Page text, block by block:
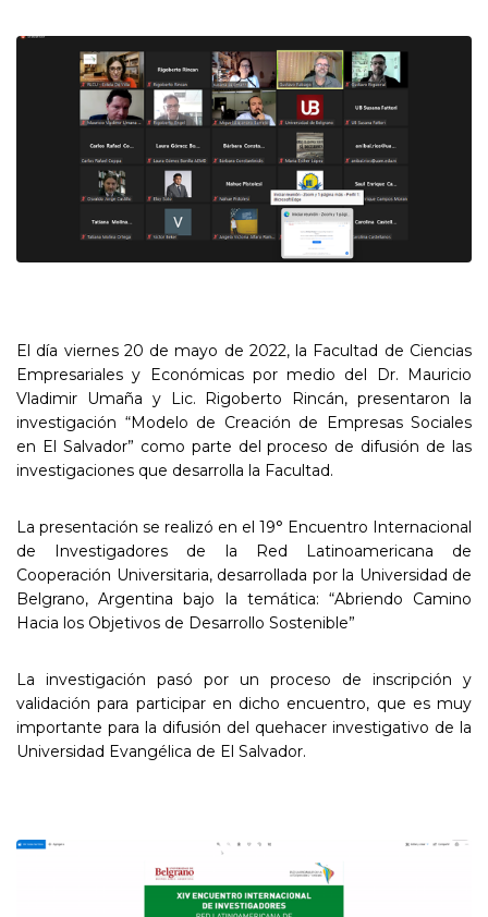
El día viernes 20 de mayo de 2022, la Facultad de Ciencias
Empresariales y Económicas por medio del Dr. Mauricio
Vladimir Umaña y Lic. Rigoberto Rincán, presentaron la
investigación “Modelo de Creación de Empresas Sociales
en El Salvador” como parte del proceso de difusión de las
investigaciones que desarrolla la Facultad.
La presentación se realizó en el 19° Encuentro Internacional
de Investigadores de la Red Latinoamericana de
Cooperación Universitaria, desarrollada por la Universidad de
Belgrano, Argentina bajo la temática: “Abriendo Camino
Hacia los Objetivos de Desarrollo Sostenible”
La investigación pasó por un proceso de inscripción y
validación para participar en dicho encuentro, que es muy
importante para la difusión del quehacer investigativo de la
Universidad Evangélica de El Salvador.